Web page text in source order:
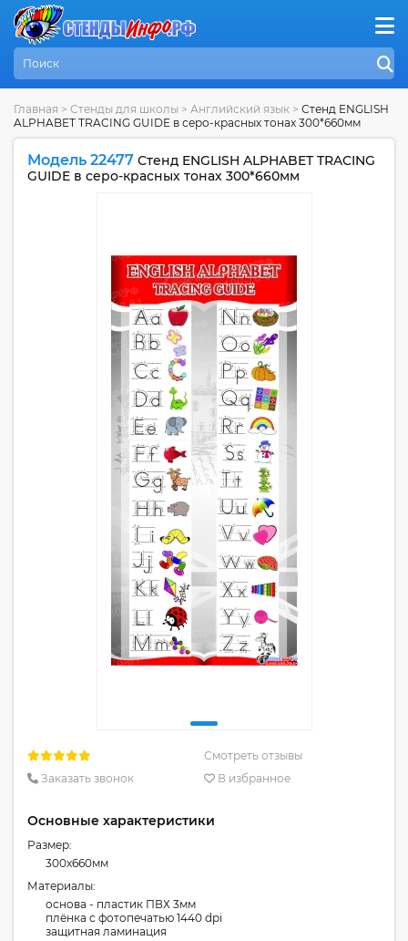
Главная > Стенды для школы > Английский язык > Стенд ENGLISH
ALPHABET TRACING GUIDE в серо-красных тонах 300*660мм
Модель 22477 Стенд ENGLISH ALPHABET TRACING
GUIDE в серо-красных тонах 300*660мм
Смотреть отзывы
Заказать звонок
В избранное
Основные характеристики
Размер:
300x660мм
Материалы:
основа - пластик ПВХ 3мм
плёнка с фотопечатью 1440 dpi
защитная ламинация